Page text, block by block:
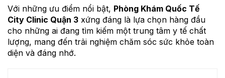
Với những ưu điểm nổi bật, Phòng Khám Quốc Tế
City Clinic Quận 3 xứng đáng là lựa chọn hàng đầu
cho những ai đang tìm kiếm một trung tâm y tế chất
lượng, mang đến trải nghiệm chăm sóc sức khỏe toàn
diện và đáng nhớ.